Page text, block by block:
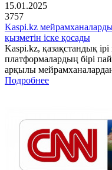
15.01.2025
3757
Kaspi.kz
қызметін іске қосады
Kaspi.kz, қазақстандық
платформалардың бірі
арқылы
Подробнее